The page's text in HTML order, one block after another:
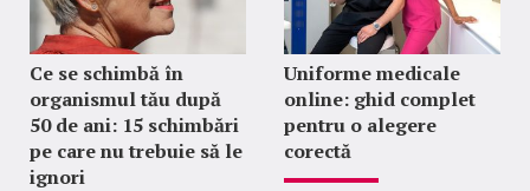
Ce se schimbă în
organismul tău după
50 de ani: 15 schimbări
pe care nu trebuie să le
ignori
Uniforme medicale
online: ghid complet
pentru o alegere
corectă